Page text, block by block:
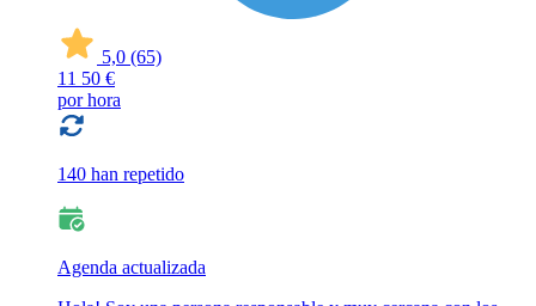
5,0 (65)
11 50 €
por hora
140 han repetido
Agenda actualizada